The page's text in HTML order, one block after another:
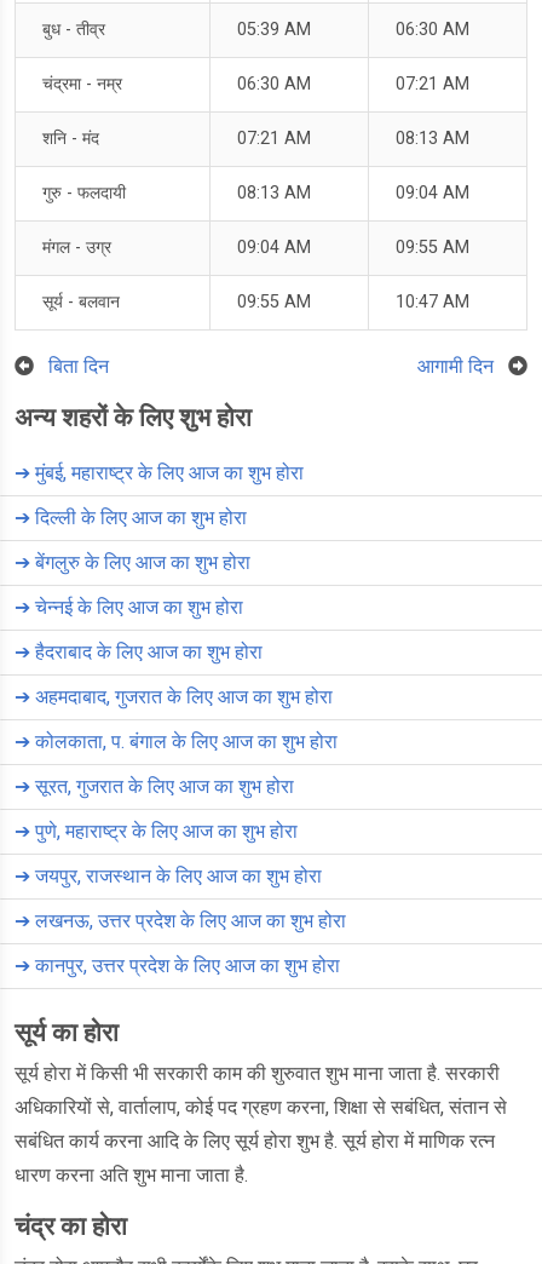
बुध - तीव्र 05:39 AM 06:30 AM
चंद्रमा - नम्र 06:30 AM 07:21 AM
शनि - मंद 07:21 AM 08:13 AM
गुरु - फलदायी 08:13 AM 09:04 AM
मंगल - उग्र 09:04 AM 09:55 AM
सूर्य - बलवान 09:55 AM 10:47 AM
बिता दिन आगामी दिन
अन्य शहरों के लिए शुभ होरा
➔मुंबई, महाराष्ट्र के लिए आज का शुभ होरा
➔दिल्ली के लिए आज का शुभ होरा
➔बेंगलुरु के लिए आज का शुभ होरा
➔चेन्नई के लिए आज का शुभ होरा
➔हैदराबाद के लिए आज का शुभ होरा
➔ अहमदाबाद, गुजरात के लिए आज का शुभ होरा
➔कोलकाता, प. बंगाल के लिए आज का शुभ होरा
➔सूरत, गुजरात के लिए आज का शुभ होरा
➔पुणे, महाराष्ट्र के लिए आज का शुभ होरा
➔जयपुर, राजस्थान के लिए आज का शुभ होरा
➔लखनऊ, उत्तर प्रदेश के लिए आज का शुभ होरा
➔कानपुर, उत्तर प्रदेश के लिए आज का शुभ होरा
सूर्य का होरा
सूर्य होरा में किसी भी सरकारी काम की शुरुवात शुभ माना जाता है. सरकारी
अधिकारियों से, वार्तालाप, कोई पद ग्रहण करना, शिक्षा से सबंधित, संतान से
सबंधित कार्य करना आदि के लिए सूर्य होरा शुभ है. सूर्य होरा में माणिक रत्न
धारण करना अति शुभ माना जाता है.
चंद्र का होरा